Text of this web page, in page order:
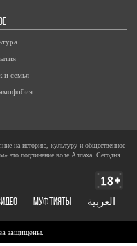
и семья
на историю, культуру и общественное
это подчинение воле Аллаха. Сегодня
Муфтияты العربية
защищены.